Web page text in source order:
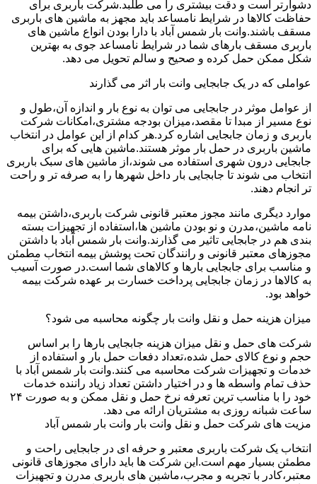
دشوارتر است و دقت بیشتری را می طلبد.شرکت باربری برای
حفاظت کالاها در شرایط نامساعد باید مجهز به ماشین های باربری
مسقف باشند.وانت بار شمس آباد با دارا بودن انواع ماشین های
باربری مسقف بارهای شما در شرایط نامساعد جوی به بهترین
شکل ممکن حمل کرده و صحیح و سالم تحویل می دهد.
عواملی که در یک جابجایی وانت بار اثر می گذارند
از عوامل موثر در جابجایی می توان به نوع بار و اندازه آن،طول و
نوع مسیر از مبدا تا مقصد،میزان بودجه مشتری،امکانات شرکت
باربری و زمان جابجایی اشاره کرد.هر کدام از این عوامل در انتخاب
ماشین باربری در حمل بار موثر هستند.ماشین هایی که برای
جابجایی درون شهری استفاده می شوند،از ماشین های سبک باربری
انتخاب می شوند تا جابجایی بار داخل شهرها را به صرفه تر و راحت
تر انجام دهند.
موارد دیگری مانند مجوز معتبر قانونی شرکت باربری،داشتن بیمه
نامه ماشین،مدرن و نو بودن ماشین ها،استفاده از تجهیزات بسته
بندی هم در جابجایی تاثیر می گذارند.وانت بار شمس آباد با داشتن
مجوزهای معتبر قانونی و رانندگان تحت پوشش بیمه انتخاب مطمئن
و مناسب برای جابجایی بارها و کالاهای شما است.در صورت آسیب
به کالاها در زمان جابجایی پرداخت خسارت بر عهده شرکت بیمه
خواهد بود.
میزان هزینه حمل و نقل وانت بار چگونه محاسبه می شود؟
شرکت های حمل و نقل میزان هزینه جابجایی بارها را بر اساس
حجم و نوع کالای حمل شده،تعداد دفعات حمل بار و استفاده از
خدمات و تجهیزات شرکت محاسبه می کنند.وانت بار شمس آباد با
حذف تمام واسطه ها و در اختیار داشتن تعداد زیاد راننده خدمات
خود را با مناسب ترین تعرفه نرخ حمل و نقل ممکن و به صورت ۲۴
ساعت شبانه روزی به مشتریان ارائه می دهد.
مزیت های شرکت حمل و نقل وانت بار وانت بار شمس آباد
انتخاب یک شرکت باربری معتبر و حرفه ای در جابجایی راحت و
مطمئن بسیار مهم است.این شرکت ها باید دارای مجوزهای قانونی
معتبر،کادر با تجربه و مجرب،ماشین های باربری مدرن و تجهیزات